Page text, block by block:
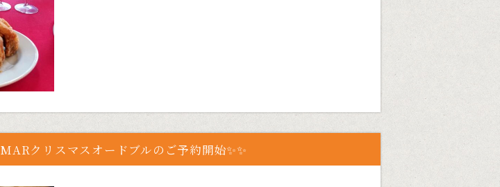
MARクリスマスオードブルのご予約開始✨✨